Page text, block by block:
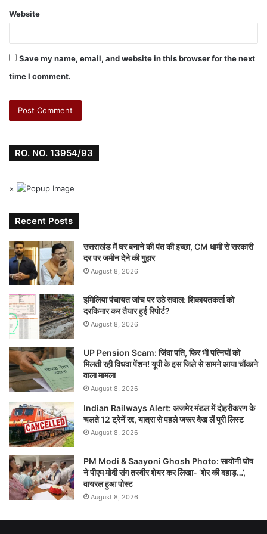
o
k
er
Website
Save my name, email, and website in this browser for the next
time I comment.
RO. NO. 13954/93
×
Recent Posts
उत्तराखंड में घर बनाने की पंत की इच्छा, CM धामी से सरकारी
दर पर जमीन देने की गुहार
August 8, 2026
इमिलिया पंचायत जांच पर उठे सवाल: शिकायतकर्ता को
दरकिनार कर तैयार हुई रिपोर्ट?
August 8, 2026
UP Pension Scam: जिंदा पति, फिर भी पत्नियों को
मिलती रही विधवा पेंशन! यूपी के इस जिले से सामने आया चौंकाने
वाला मामला
August 8, 2026
Indian Railways Alert: अजमेर मंडल में दोहरीकरण के
चलते 12 ट्रेनें रद्द, यात्रा से पहले जरूर देख लें पूरी लिस्ट
August 8, 2026
PM Modi & Saayoni Ghosh Photo: सायोनी घोष
ने पीएम मोदी संग तस्वीर शेयर कर लिखा- ‘शेर की दहाड़…’,
वायरल हुआ पोस्ट
August 8, 2026